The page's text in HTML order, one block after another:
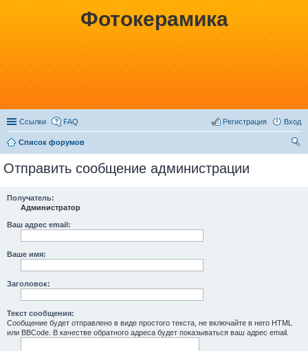
Фотокерамика
Ссылки FAQ Вход
Регистрация
Список форумов
Отправить сообщение администрации
Получатель:
Администратор
Ваш адрес email:
Ваше имя:
Заголовок:
Текст сообщения:
Сообщение будет отправлено в виде простого текста, не включайте в него HTML
или BBCode. В качестве обратного адреса будет показываться ваш адрес email.